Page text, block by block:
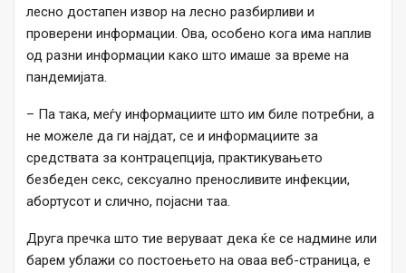
лесно достапен извор на лесно разбирливи и
проверени информации. Ова, особено кога има наплив
од разни информации како што имаше за време на
пандемијата.
– Па така, меѓу информациите што им биле потребни, а
не можеле да ги најдат, се и информациите за
средствата за контрацепција, практикувањето
безбеден секс, сексуално преносливите инфекции,
абортусот и слично, појасни таа.
Друга пречка што тие веруваат дека ќе се надмине или
барем ублажи со постоењето на оваа веб-страница, е